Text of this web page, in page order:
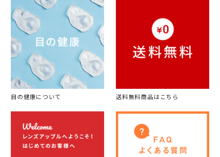
目の健康について 送料無料商品はこちら